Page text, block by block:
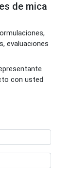
de mica
evaluaciones
con usted